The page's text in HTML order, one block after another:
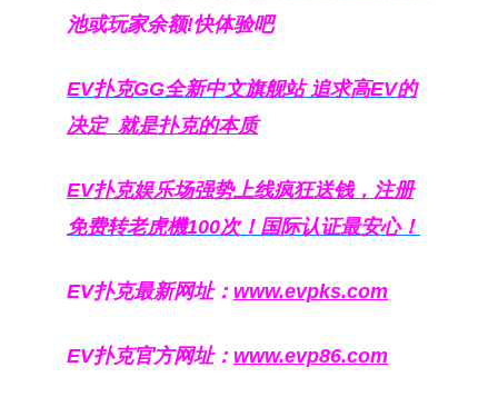
池或玩家余额!快体验吧
EV扑克GG全新中文旗舰站追求高EV的
决定 就是扑克的本质
EV扑克娱乐场强势上线疯狂送钱，注册
免费转老虎機100次！国际认证最安心！
EV扑克最新网址： www.evpks.com
EV扑克官方网址： www.evp86.com